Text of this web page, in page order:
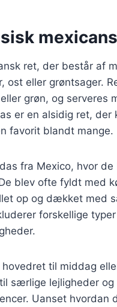
ret, der består af
ost eller grøntsager.
grøn, og serveres
er en alsidig ret,
favorit blandt mange.
fra Mexico, hvor
blev ofte fyldt med
op og dækket med
forskellige
til middag
særlige lejligheder
Uanset hvordan